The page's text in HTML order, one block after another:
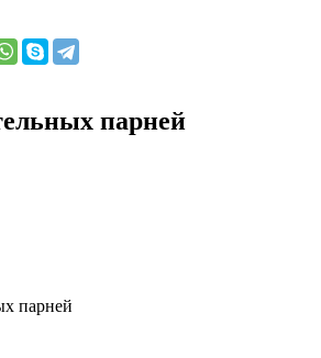
парней
парней